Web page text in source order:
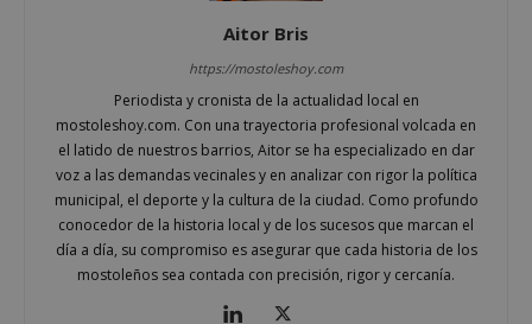
Aitor Bris
https://mostoleshoy.com
Periodista y cronista de la actualidad local en
mostoleshoy.com. Con una trayectoria profesional volcada en
el latido de nuestros barrios, Aitor se ha especializado en dar
voz a las demandas vecinales y en analizar con rigor la política
municipal, el deporte y la cultura de la ciudad. Como profundo
conocedor de la historia local y de los sucesos que marcan el
día a día, su compromiso es asegurar que cada historia de los
mostoleños sea contada con precisión, rigor y cercanía.
msToken .tiktok.com